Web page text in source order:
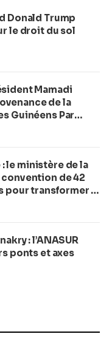
Donald Trump
le droit du sol
Mamadi
de la
Guinéens Par
le ministère de la
de 42
pour transformer la
balnéaire
: l’ANASUR
ponts et axes